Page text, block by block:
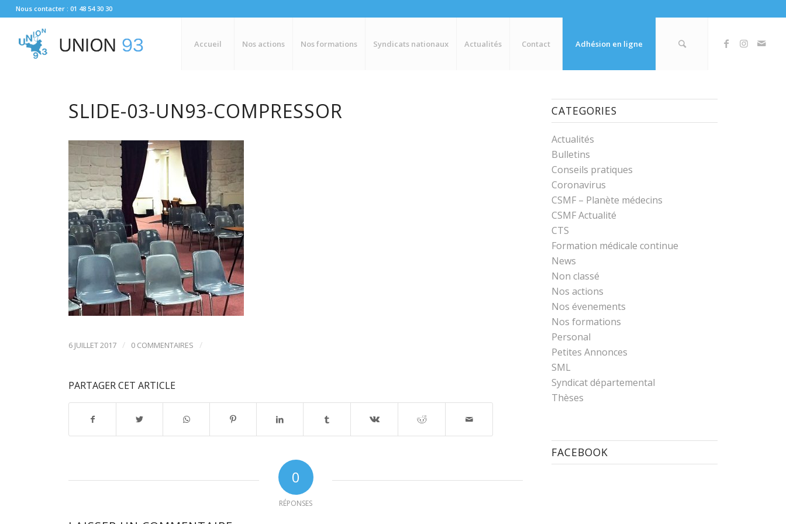
Nous contacter : 01 48 54 30 30
Accueil Nos actions Nos formations Syndicats nationaux Actualités Contact Adhésion en ligne
SLIDE-03-UN93-COMPRESSOR
6 JUILLET 2017 / 0 COMMENTAIRES /
PARTAGER CET ARTICLE
0
RÉPONSES
CATEGORIES
Actualités
Bulletins
Conseils pratiques
Coronavirus
CSMF – Planète médecins
CSMF Actualité
CTS
Formation médicale continue
News
Non classé
Nos actions
Nos évenements
Nos formations
Personal
Petites Annonces
SML
Syndicat départemental
Thèses
FACEBOOK